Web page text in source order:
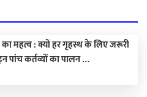
महत्व : क्यों हर गृहस्थ के लिए जरूरी
पांच कर्तव्यों का पालन …